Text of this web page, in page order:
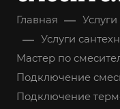
Главная — Услуги
— Услуги
Мастер по
Подключение
Подключение